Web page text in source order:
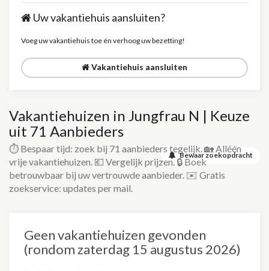
Uw vakantiehuis aansluiten?
Voeg uw vakantiehuis toe én verhoog uw bezetting!
Vakantiehuis aansluiten
Bewaar zoekopdracht
Vakantiehuizen in Jungfrau N | Keuze
uit 71 Aanbieders
⏱️ Bespaar tijd: zoek bij 71 aanbieders tegelijk. 🏡 Alléén
vrije vakantiehuizen. 💶 Vergelijk prijzen. 🔒 Boek
betrouwbaar bij uw vertrouwde aanbieder. ✉️ Gratis
zoekservice: updates per mail.
Geen vakantiehuizen gevonden
(rondom zaterdag 15 augustus 2026)